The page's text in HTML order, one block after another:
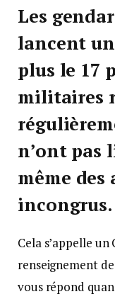
Les
lancent
plus le 17
militaires
n’ont pas
même
incongrus.
Cela s’appelle
renseignement
vous répond